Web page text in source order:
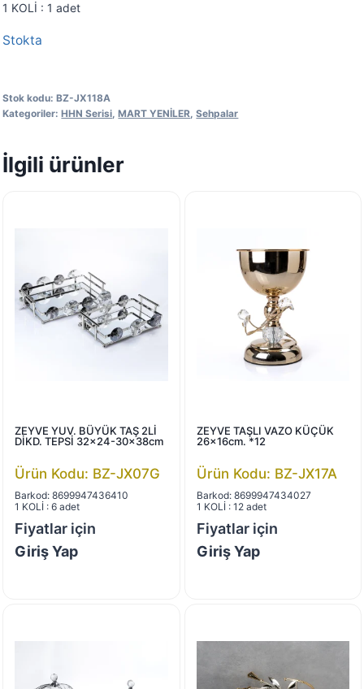
1 KOLİ : 1 adet
Stokta
Stok kodu:BZ-JX118A
Kategoriler:HHN Serisi,MART YENİLER,Sehpalar
İlgili ürünler
ZEYVE YUV. BÜYÜK TAŞ 2Lİ
DİKD. TEPSİ 32×24-30x38cm
Ürün Kodu: BZ-JX07G
Barkod: 8699947436410
1 KOLİ : 6 adet
Fiyatlar için
Giriş Yap
ZEYVE TAŞLI VAZO KÜÇÜK
26x16cm. *12
Ürün Kodu: BZ-JX17A
Barkod: 8699947434027
1 KOLİ : 12 adet
Fiyatlar için
Giriş Yap